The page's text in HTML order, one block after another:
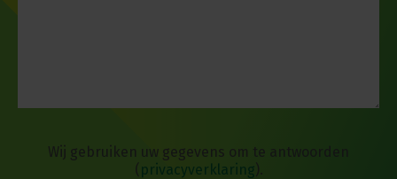
Wij gebruiken uw gegevens om te antwoorden
( privacyverklaring).